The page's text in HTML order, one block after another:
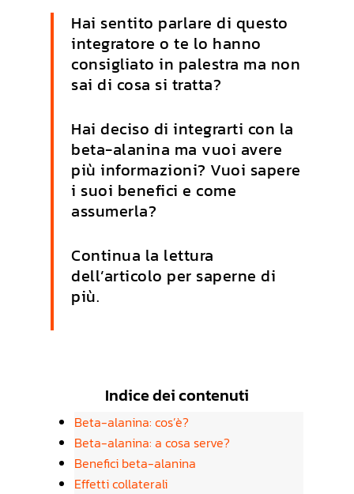
Hai sentito parlare di questo
integratore o te lo hanno
consigliato in palestra ma non
sai di cosa si tratta?
Hai deciso di integrarti con la
beta-alanina ma vuoi avere
più informazioni? Vuoi sapere
i suoi benefici e come
assumerla?
Continua la lettura
dell’articolo per saperne di
più.
Indice dei contenuti
Beta-alanina: cos’è?
Beta-alanina: a cosa serve?
Benefici beta-alanina
Effetti collaterali